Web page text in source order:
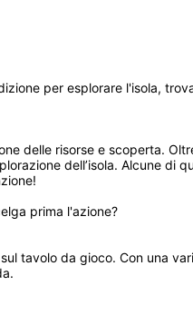
per esplorare l'isola,
delle risorse e scoperta.
dell’isola. Alcune di
prima l'azione?
tavolo da gioco. Con una